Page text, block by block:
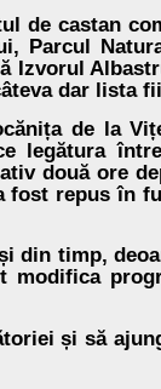
de castan
Parcul
Izvorul
dar lista
de la
legătura
două ore
fost repus în
din timp,
și să